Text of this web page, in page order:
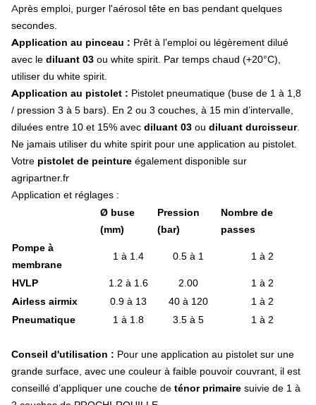
Pulvérisateur
Buse
Buse à jet plat
Buse à induction d'air
Buse à engrais
Ecrou baïonnette
Porte buse
Pompe
Accessoires de pulvérisation
Presse à balles
Roue de fenaison
Doigt de fourche
Doigt de fourche droit
Doigt de fourche courbé
Doigt de fourche contre-coudé
Accessoires doigt de fourche
Environnement tracteur
Lubrifiant agricole
Huile multifonctionnelle
Huile transmission
Huile hydraulique
Liquide de refroidissement
Filtre agricole
Filtre à huile moteur
Après emploi, purger l'aérosol tête en bas pendant quelques
secondes.
Application au pinceau : Prêt à l’emploi ou légèrement dilué
avec le diluant 03 ou white spirit. Par temps chaud (+20°C),
utiliser du white spirit.
Application au pistolet : Pistolet pneumatique (buse de 1 à 1,8
/ pression 3 à 5 bars). En 2 ou 3 couches, à 15 min d’intervalle,
diluées entre 10 et 15% avec diluant 03 ou diluant durcisseur.
Ne jamais utiliser du white spirit pour une application au pistolet.
Votre pistolet de peinture également disponible sur
agripartner.fr
Application et réglages :
Ø buse
(mm)
Pression
(bar)
Nombre de
passes
Pompe à
membrane
1 à 1.4 0.5 à 1 1 à 2
HVLP 1.2 à 1.6 2.00
1 à 2
Airless airmix
0.9 à 13 40 à 120
1 à 2
Pneumatique
1 à 1.8 3.5 à 5 1 à 2
Conseil d'utilisation : Pour une application au pistolet sur une
grande surface, avec une couleur à faible pouvoir couvrant, il est
conseillé d’appliquer une couche de ténor primaire suivie de 1 à